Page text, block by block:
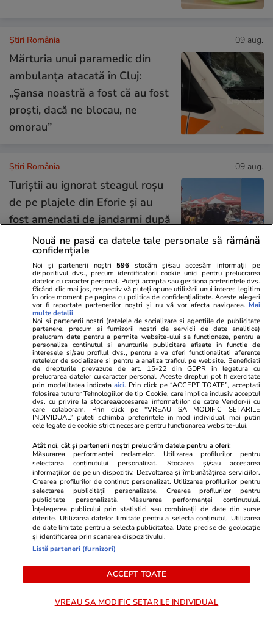
Știri România 09 aug.
Mărturia unui paramedic din
ambulanța atacată în Cluj:
„Șansa noastră a fost că au fost
proști, dacă ne blocau, ne
omorau”
Știri România 09 aug.
Turiștii au ignorat steagul roşu
de pe plajele din Eforie şi au
fost amendați de jandarmi după
ce au intrat în valurile de doi
metri
Știri România 09 aug.
Primele imagini cu operațiunea
de salvare a celor doi
salvamontiști germani, blocați
pe peretele Văii Albe: „Nu
credeam că în România se face
Carambol cu 6 mașini pe A2 și
coloane kilometrice pe DN1 și
DN7. Traficul rutier a fost deviat
De ce nu stingem lumina când
Nouă ne pasă ca datele tale personale să rămână
confidențiale
Noi și partenerii noștri 596 stocăm și/sau accesăm informații pe
dispozitivul dvs., precum identificatorii cookie unici pentru prelucrarea
datelor cu caracter personal. Puteți accepta sau gestiona preferințele dvs.
făcând clic mai jos, respectiv vă puteți opune utilizării unui interes legitim
în orice moment pe pagina cu politica de confidențialitate. Aceste alegeri
vor fi raportate partenerilor noștri și nu vă vor afecta navigarea. Mai
multe detalii
Noi si partenerii nostri (retelele de socializare si agentiile de publicitate
partenere, precum si furnizorii nostri de servicii de date analitice)
prelucram date pentru a permite website-ului sa functioneze, pentru a
personaliza continutul si anunturile publicitare afisate in functie de
interesele si/sau profilul dvs., pentru a va oferi functionalitati aferente
retelelor de socializare si pentru a analiza traficul pe website. Beneficiati
de drepturile prevazute de art. 15-22 din GDPR in legatura cu
prelucrarea datelor cu caracter personal. Aceste drepturi pot fi exercitate
prin modalitatea indicataaici. Prin click pe “ACCEPT TOATE”, acceptati
folosirea tuturor Tehnologiilor de tip Cookie, care implica inclusiv acceptul
dvs. cu privire la stocarea/accesarea informatiilor de catre Vendor-ii cu
care colaboram. Prin click pe “VREAU SA MODIFIC SETARILE
INDIVIDUAL” puteti schimba preferintele in mod individual, mai putin
cele legate de cookie strict necesare pentru functionarea website-ului.
Atât noi, cât și partenerii noștri prelucrăm datele pentru a oferi:
Măsurarea performanței reclamelor. Utilizarea profilurilor pentru
selectarea conținutului personalizat. Stocarea și/sau accesarea
informațiilor de pe un dispozitiv. Dezvoltarea și îmbunătățirea serviciilor.
Crearea profilurilor de conținut personalizat. Utilizarea profilurilor pentru
selectarea publicității personalizate. Crearea profilurilor pentru
publicitate personalizată. Măsurarea performanței conținutului.
Înțelegerea publicului prin statistici sau combinații de date din surse
diferite. Utilizarea datelor limitate pentru a selecta conținutul. Utilizarea
de date limitate pentru a selecta publicitatea. Date precise de geolocație
și identificarea prin scanarea dispozitivului.
Listă parteneri (furnizori)
ACCEPT TOATE
VREAU SA MODIFIC SETARILE INDIVIDUAL